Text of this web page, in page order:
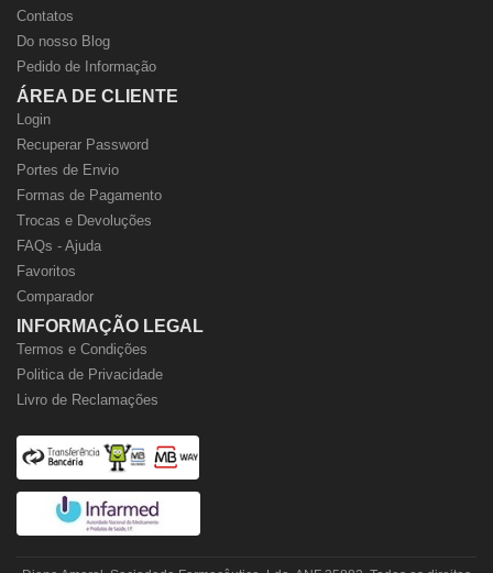
Contatos
Do nosso Blog
Pedido de Informação
ÁREA DE CLIENTE
Login
Recuperar Password
Portes de Envio
Formas de Pagamento
Trocas e Devoluções
FAQs - Ajuda
Favoritos
Comparador
INFORMAÇÃO LEGAL
Termos e Condições
Politica de Privacidade
Livro de Reclamações